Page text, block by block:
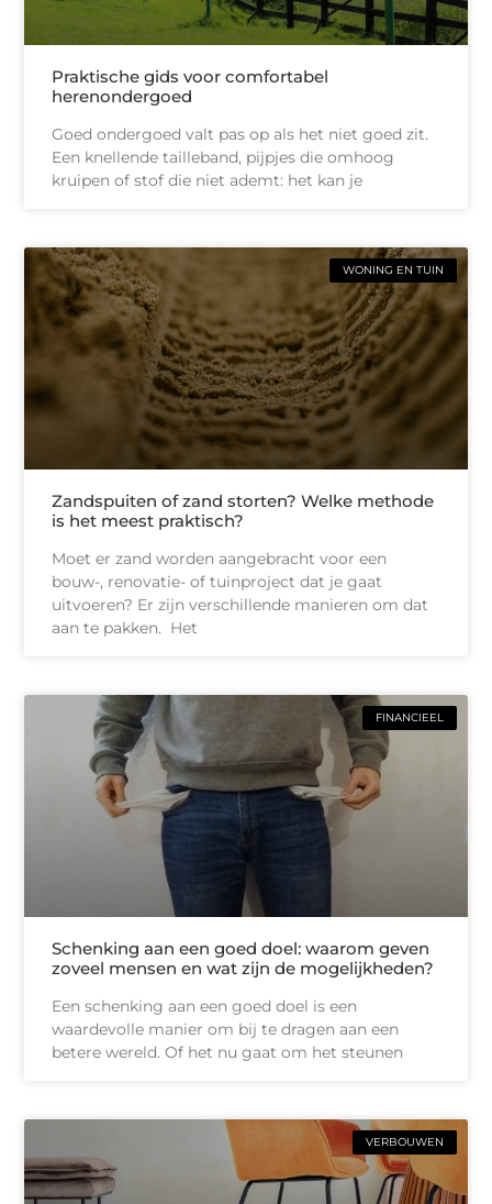
Praktische gids voor comfortabel
herenondergoed
Goed ondergoed valt pas op als het niet goed zit.
Een knellende tailleband, pijpjes die omhoog
kruipen of stof die niet ademt: het kan je
WONING EN TUIN
Zandspuiten of zand storten? Welke methode
is het meest praktisch?
Moet er zand worden aangebracht voor een
bouw-, renovatie- of tuinproject dat je gaat
uitvoeren? Er zijn verschillende manieren om dat
aan te pakken. Het
FINANCIEEL
Schenking aan een goed doel: waarom geven
zoveel mensen en wat zijn de mogelijkheden?
Een schenking aan een goed doel is een
waardevolle manier om bij te dragen aan een
betere wereld. Of het nu gaat om het steunen
VERBOUWEN